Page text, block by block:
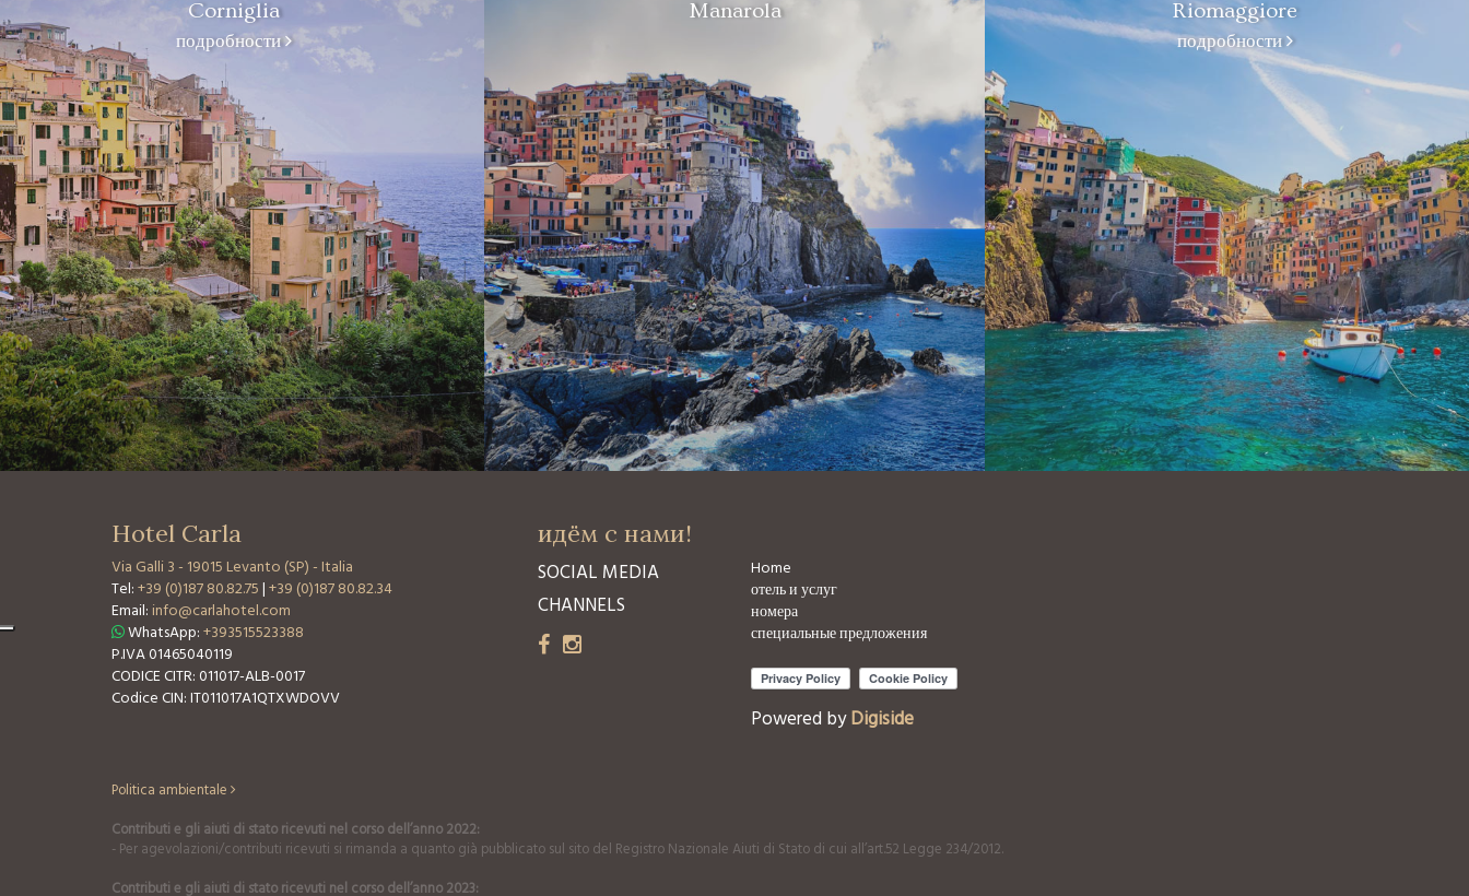
Corniglia
подробности
Manarola Riomaggiore
подробности
Hotel Carla
Via Galli 3- 19015 Levanto (SP) - Italia
Tel:+39 (0)187 80.82.75|+39 (0)187 80.82.34
Email: info@carlahotel.com
WhatsApp:+393515523388
P.IVA 01465040119
CODICE CITR: 011017-ALB-0017
Codice CIN: IT011017A1QTXWDOVV
идём с нами!
SOCIAL MEDIA
CHANNELS
Home
отель и услуг
номера
специальные предложения
Powered byDigiside
Politica ambientale
Contributi e gli aiuti di stato ricevuti nel corso dell’anno 2022:
- Per agevolazioni/contributi ricevuti si rimanda a quanto già pubblicato sul sito del Registro Nazionale Aiuti di Stato di cui all’art.52 Legge 234/2012.
Contributi e gli aiuti di stato ricevuti nel corso dell’anno 2023: